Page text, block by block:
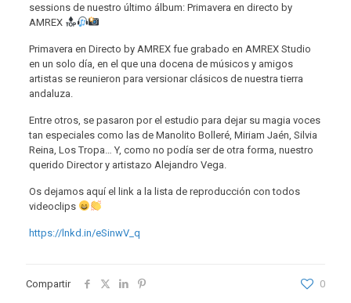
sessions de nuestro último álbum: Primavera en directo by
AMREX
Primavera en Directo by AMREX fue grabado en AMREX Studio
en un solo día, en el que una docena de músicos y amigos
artistas se reunieron para versionar clásicos de nuestra tierra
andaluza.
Entre otros, se pasaron por el estudio para dejar su magia voces
tan especiales como las de Manolito Bolleré, Miriam Jaén, Silvia
Reina, Los Tropa… Y, como no podía ser de otra forma, nuestro
querido Director y artistazo Alejandro Vega.
Os dejamos aquí el link a la lista de reproducción con todos
videoclips
https://lnkd.in/eSinwV_q
Compartir 0